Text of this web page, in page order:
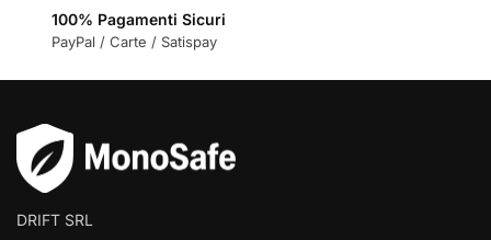
100% Pagamenti Sicuri
PayPal / Carte / Satispay
DRIFT SRL